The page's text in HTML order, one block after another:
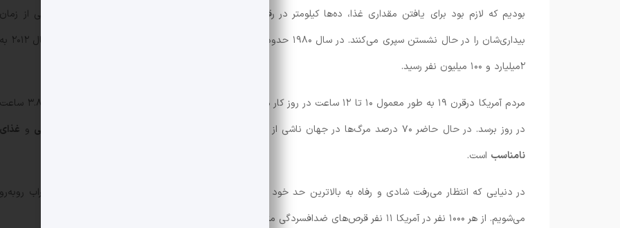
بودیم که لازم بود برای یافتن مقداری غذا، ده‌ها کیلومتر در رقابت با دیگران راه برویم. اما اکنون افراد، در آمریکا نیمی از زمان
بیداری‌شان را در حال نشستن سپری می‌کنند. در سال ۱۹۸۰ حدود ۸۵۷ میلیون نفر
داشتند که این میزان در سال ۲۰۱۲ به
۲میلیارد و ۱۰۰ میلیون نفر رسید.
مردم آمریکا درقرن ۱۹ به طور معمول ۱۰ تا ۱۲ ساعت در روز کار می‌کردند که پیش‌بینی می‌شود این عدد تا سال ۲۰۴۰ به ۳.۸ ساعت
در روز برسد. در حال حاضر ۷۰ درصد مرگ‌ها در جهان ناشی از رفتارهایی مانند مصرف
بی‌تحرکی و غذای
نامناسب است.
در دنیایی که انتظار می‌رفت شادی و رفاه به بالاترین حد خود رسیده باشد، ناگهان با سیل عظیمی از
و اضطراب روبه‌رو
می‌شویم. از هر ۱۰۰۰ نفر در آمریکا ۱۱ نفر قرص‌های ضدافسردگی مثل پروزک، پکسیل و سلکسا مصرف می‌کنند.